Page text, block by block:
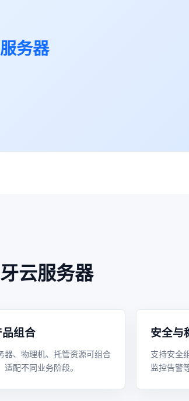
务器
云服务器
组合
器、物理机、托管资源可组合
适配不同业务阶段。
安全与
支持安全
监控告警